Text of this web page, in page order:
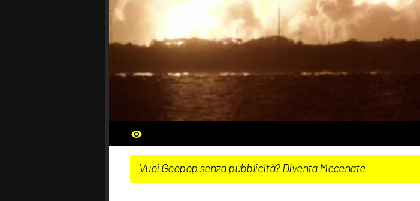
Vuoi Geopop senza pubblicità? Diventa Mecenate